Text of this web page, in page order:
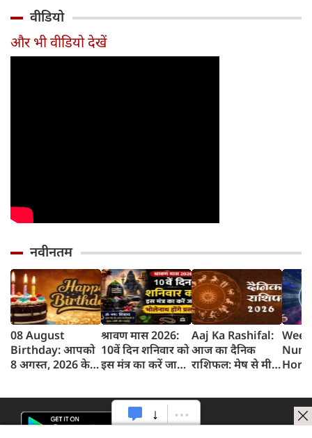
सावधान
का जन्म
किसे
वीडियो
और भी वीडियो देखें
नवीनतम
08 August
Birthday: आपको
8 अगस्त, 2026 के
श्रावण मास 2026:
10वें दिन शनिवार को
इस मंत्र का करें जाप,
Aaj Ka Rashifal:
आज का दैनिक
राशिफल: मेष से मीन
2026)